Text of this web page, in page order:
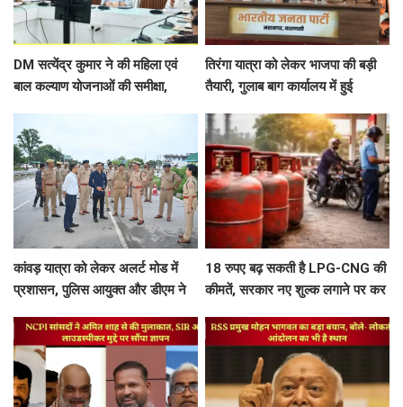
DM सत्येंद्र कुमार ने की महिला एवं
बाल कल्याण योजनाओं की समीक्षा,
तिरंगा यात्रा को लेकर भाजपा की बड़ी
तैयारी, गुलाब बाग कार्यालय में हुई
कांवड़ यात्रा को लेकर अलर्ट मोड में
प्रशासन, पुलिस आयुक्त और डीएम ने
किया निरीक्षण
18 रुपए बढ़ सकती है LPG-CNG की
कीमतें, सरकार नए शुल्क लगाने पर कर